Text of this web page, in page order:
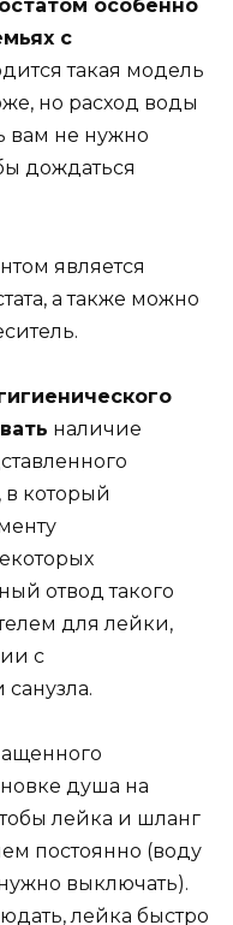
особенно
с
такая модель
но расход воды
вам не нужно
дождаться
является
а также можно
наличие
который
отвод такого
для лейки,
с
душа на
лейка и шланг
постоянно (воду
выключать).
лейка быстро